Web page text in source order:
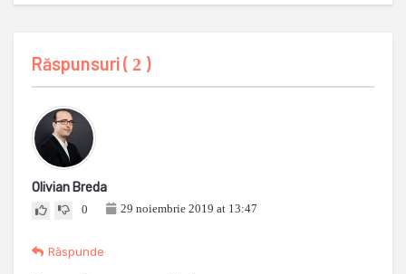
Răspunsuri ( 2 )
Olivian Breda
0 29 noiembrie 2019 at 13:47
Răspunde